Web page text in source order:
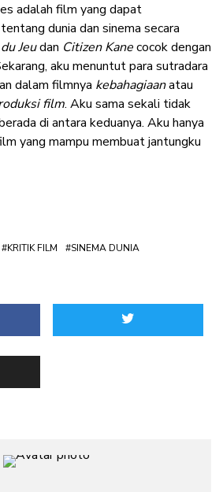
adalah film yang dapat
dunia dan sinema secara
Jeudan Citizen Kanecocok dengan
aku menuntut para sutradara
dalam filmnya kebahagiaanatau
film. Aku sama sekali tidak
di antara keduanya. Aku hanya
yang mampu membuat jantungku
KRITIK FILM SINEMA DUNIA